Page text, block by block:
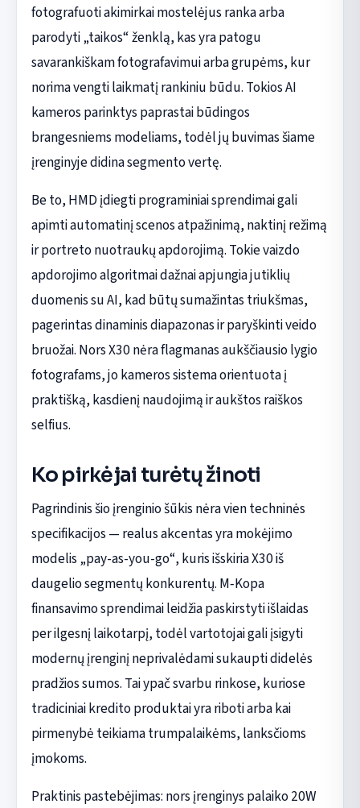
fotografuoti akimirkai mostelėjus ranka arba
parodyti „taikos“ ženklą, kas yra patogu
savarankiškam fotografavimui arba grupėms, kur
norima vengti laikmatį rankiniu būdu. Tokios AI
kameros parinktys paprastai būdingos
brangesniems modeliams, todėl jų buvimas šiame
įrenginyje didina segmento vertę.
Be to, HMD įdiegti programiniai sprendimai gali
apimti automatinį scenos atpažinimą, naktinį režimą
ir portreto nuotraukų apdorojimą. Tokie vaizdo
apdorojimo algoritmai dažnai apjungia jutiklių
duomenis su AI, kad būtų sumažintas triukšmas,
pagerintas dinaminis diapazonas ir paryškinti veido
bruožai. Nors X30 nėra flagmanas aukščiausio lygio
fotografams, jo kameros sistema orientuota į
praktišką, kasdienį naudojimą ir aukštos raiškos
selfius.
Ko pirkėjai turėtų žinoti
Pagrindinis šio įrenginio šūkis nėra vien techninės
specifikacijos — realus akcentas yra mokėjimo
modelis „pay-as-you-go“, kuris išskiria X30 iš
daugelio segmentų konkurentų. M‑Kopa
finansavimo sprendimai leidžia paskirstyti išlaidas
per ilgesnį laikotarpį, todėl vartotojai gali įsigyti
modernų įrenginį neprivalėdami sukaupti didelės
pradžios sumos. Tai ypač svarbu rinkose, kuriose
tradiciniai kredito produktai yra riboti arba kai
pirmenybė teikiama trumpalaikėms, lanksčioms
įmokoms.
Praktinis pastebėjimas: nors įrenginys palaiko 20W